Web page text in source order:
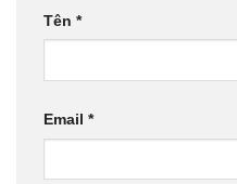
Tên *
Email *